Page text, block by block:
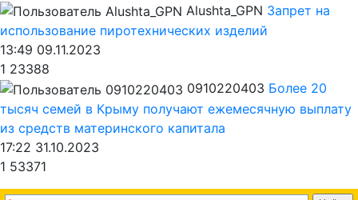
Alushta_GPN Запрет на
использование пиротехнических изделий
13:49 09.11.2023
1 23388
0910220403 Более 20
тысяч семей в Крыму получают ежемесячную выплату
из средств материнского капитала
17:22 31.10.2023
1 53371